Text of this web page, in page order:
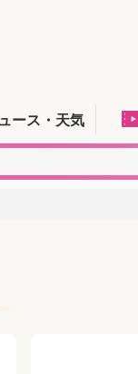
ース・天気